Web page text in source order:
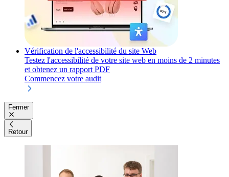
Vérification de l'accessibilité du site Web
Testez l'accessibilité de votre site web en moins de 2 minutes
et obtenez un rapport PDF
Commencez votre audit
Fermer
Retour